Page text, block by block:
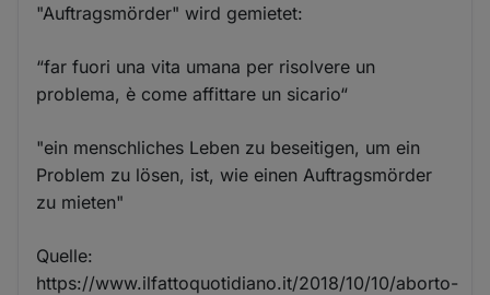
"Auftragsmörder" wird gemietet:
“far fuori una vita umana per risolvere un
problema, è come affittare un sicario“
"ein menschliches Leben zu beseitigen, um ein
Problem zu lösen, ist, wie einen Auftragsmörder
zu mieten"
Quelle:
https://www.ilfattoquotidiano.it/2018/10/10/aborto-